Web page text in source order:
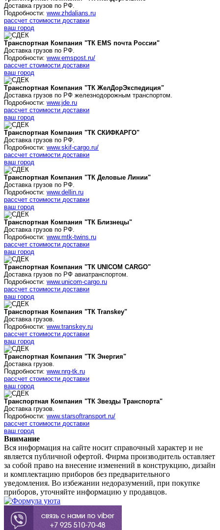
Доставка грузов по РФ.
Подробности: www.zhdalians.ru
рассчет стоимости доставки
ваш город
Транспортная Компания "ТК EMS почта России"
Доставка грузов по РФ.
Подробности: www.emspost.ru/
рассчет стоимости доставки
ваш город
Транспортная Компания "ТК ЖелДорЭкспедиция"
Доставка грузов по РФ железнодорожным транспортом.
Подробности: www.jde.ru
рассчет стоимости доставки
ваш город
Транспортная Компания "ТК СКИФКАРГО"
Доставка грузов по РФ.
Подробности: www.skif-cargo.ru/
рассчет стоимости доставки
ваш город
Транспортная Компания "ТК Деловые Линии"
Доставка грузов по РФ.
Подробности: www.dellin.ru
рассчет стоимости доставки
ваш город
Транспортная Компания "ТК Близнецы"
Доставка грузов по РФ.
Подробности: www.mtk-twins.ru
рассчет стоимости доставки
ваш город
Транспортная Компания "ТК UNICOM CARGO"
Доставка грузов по РФ авиатранспортом.
Подробности: www.unicom-cargo.ru
рассчет стоимости доставки
ваш город
Транспортная Компания "ТК Transkey"
Доставка грузов.
Подробности: www.transkey.ru
рассчет стоимости доставки
ваш город
Транспортная Компания "ТК Энергия"
Доставка грузов.
Подробности: www.nrg-tk.ru
рассчет стоимости доставки
ваш город
Транспортная Компания "ТК Звезды Транспорта"
Доставка грузов.
Подробности: www.starsoftransport.ru/
рассчет стоимости доставки
ваш город
Внимание
Вся информация на сайте носит справочный характер и не
является публичной офертой. Фирма производитель оставляет
за собой право на внесение изменений в конструкцию, дизайн
и комплектацию приборов без предварительного
уведомления. Во избежании недоразумений, при покупке
приборов, уточняйте информацию у продавцов.